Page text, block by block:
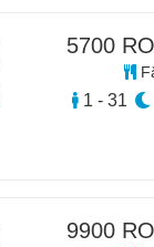
5700
1 - 31
9900